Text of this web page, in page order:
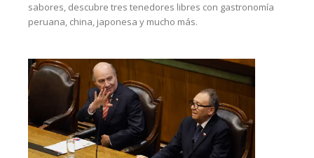
sabores, descubre tres tenedores libres con gastronomía
peruana, china, japonesa y mucho más.